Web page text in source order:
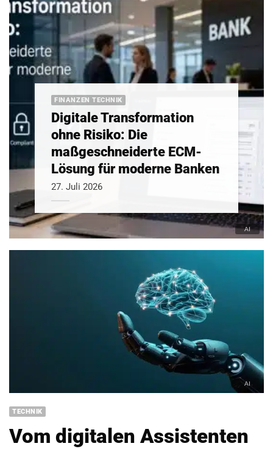
FINANZEN TECHNIK
Digitale Transformation
ohne Risiko: Die
maßgeschneiderte ECM-
Lösung für moderne Banken
27. Juli 2026
TECHNIK
Vom digitalen Assistenten